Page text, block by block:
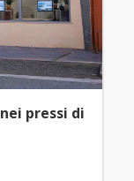
pressi di